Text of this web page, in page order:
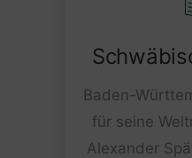
Baden-
für seine
Alexander